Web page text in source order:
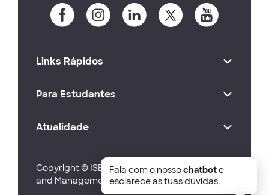
Links Rápidos
Para Estudantes
Atualidade
Copyright © ISEG Lisbon School of Economics
and Management 2026
Fala com o nossochatbote
esclarece as tuas dúvidas.